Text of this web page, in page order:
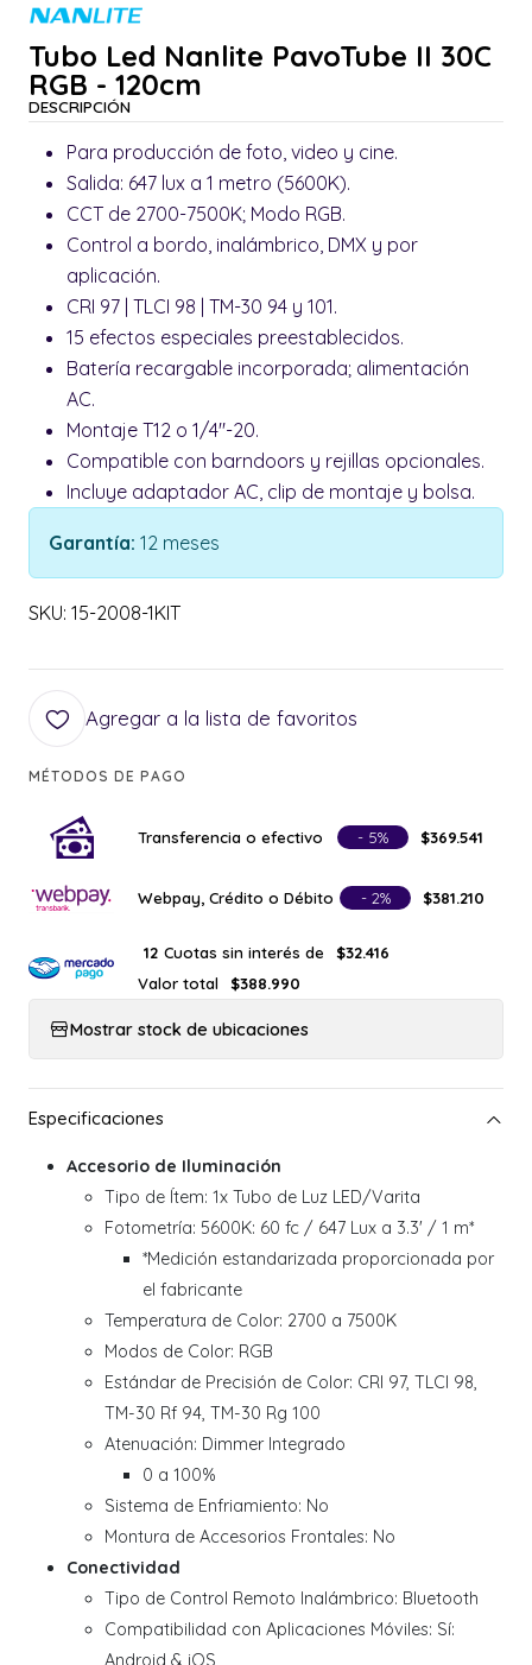
Tubo Led Nanlite PavoTube II 30C
RGB - 120cm
DESCRIPCIÓN
Para producción de foto, video y cine.
Salida: 647 lux a 1 metro (5600K).
CCT de 2700-7500K; Modo RGB.
Control a bordo, inalámbrico, DMX y por
aplicación.
CRI 97 | TLCI 98 | TM-30 94 y 101.
15 efectos especiales preestablecidos.
Batería recargable incorporada; alimentación
AC.
Montaje T12 o 1/4"-20.
Compatible con barndoors y rejillas opcionales.
Incluye adaptador AC, clip de montaje y bolsa.
Garantía: 12 meses
SKU: 15-2008-1KIT
Agregar a la lista de favoritos
MÉTODOS DE PAGO
Transferencia o efectivo - 5% $369.541
Webpay, Crédito o Débito - 2% $381.210
12 Cuotas sin interés de
$32.416
Valor total
$388.990
Mostrar stock de ubicaciones
Accesorio de Iluminación
Tipo de Ítem: 1x Tubo de Luz LED/Varita
Fotometría: 5600K: 60 fc / 647 Lux a 3.3' / 1 m*
*Medición estandarizada proporcionada por
el fabricante
Temperatura de Color: 2700 a 7500K
Modos de Color: RGB
Estándar de Precisión de Color: CRI 97, TLCI 98,
TM-30 Rf 94, TM-30 Rg 100
Atenuación: Dimmer Integrado
0 a 100%
Sistema de Enfriamiento: No
Montura de Accesorios Frontales: No
Conectividad
Tipo de Control Remoto Inalámbrico: Bluetooth
Compatibilidad con Aplicaciones Móviles: Sí: